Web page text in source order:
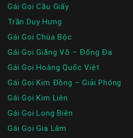
Gái Gọi Cầu Giấy
Trần Duy Hưng
Gái Gọi Chùa Bộc
Gái Gọi Giãng Võ – Đống Đa
Gái Gọi Hoàng Quốc Việt
Gái Gọi Kim Đồng – Giải Phóng
Gái Gọi Kim Liên
Gái Gọi Long Biên
Gái Gọi Gia Lâm